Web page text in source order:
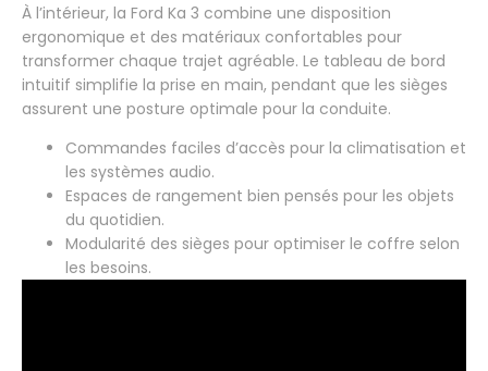
À l’intérieur, la Ford Ka 3 combine une disposition
ergonomique et des matériaux confortables pour
transformer chaque trajet agréable. Le tableau de bord
intuitif simplifie la prise en main, pendant que les sièges
assurent une posture optimale pour la conduite.
Commandes faciles d’accès pour la climatisation et
les systèmes audio.
Espaces de rangement bien pensés pour les objets
du quotidien.
Modularité des sièges pour optimiser le coffre selon
les besoins.